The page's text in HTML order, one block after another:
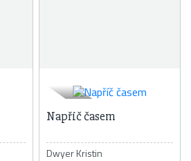
Napříč časem
Dwyer Kristin